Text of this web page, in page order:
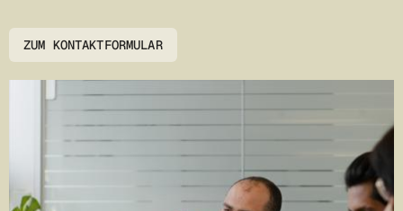
ZUM KONTAKTFORMULAR